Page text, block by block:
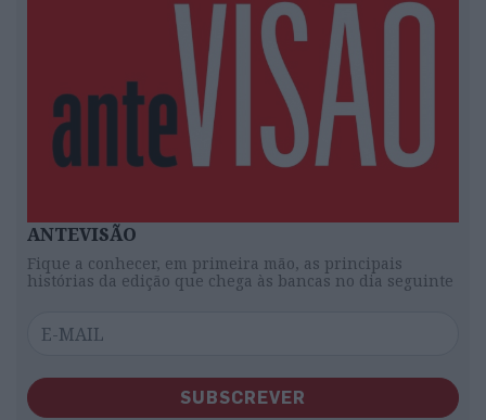
ANTEVISÃO
Fique a conhecer, em primeira mão, as principais
histórias da edição que chega às bancas no dia seguinte
SUBSCREVER